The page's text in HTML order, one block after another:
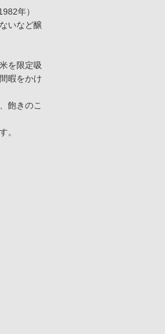
年）
いなど醸
を限定吸
暇をかけ
飽きのこ
。